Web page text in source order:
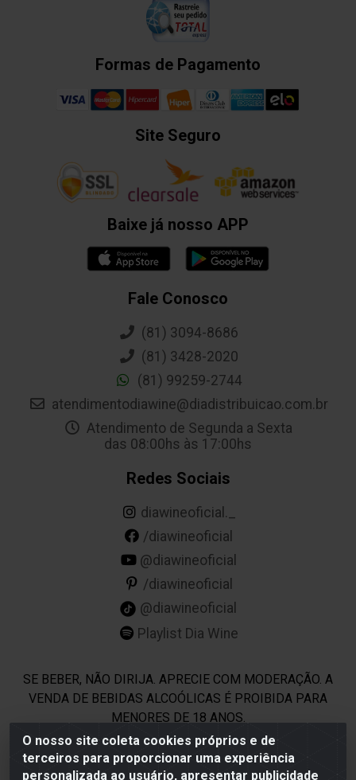
O nosso site coleta cookies próprios e de
terceiros para proporcionar uma experiência
personalizada ao usuário, apresentar publicidade
Formas de Pagamento
Site Seguro
Baixe já nosso APP
Fale Conosco
(81) 3094-8686
(81) 3428-2020
(81) 99259-2744
atendimentodiawine@diadistribuicao.com.br
Atendimento de Segunda a Sexta
das 08:00hs às 17:00hs
Redes Sociais
diawineoficial._
/diawineoficial
@diawineoficial
/diawineoficial
@diawineoficial
Playlist Dia Wine
SE BEBER, NÃO DIRIJA. APRECIE COM MODERAÇÃO. A
VENDA DE BEBIDAS ALCOÓLICAS É PROIBIDA PARA
MENORES DE 18 ANOS.
Dia Wine - Rodovia BR 232 KM 22,5 - Moreno/PE - CEP 54800-